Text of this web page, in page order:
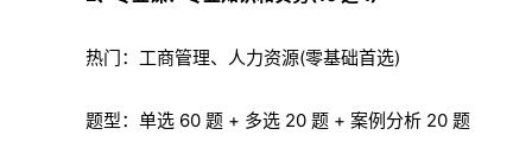
热门：工商管理、人力资源(零基础首选)
题型：单选 60 题 + 多选 20 题 + 案例分析 20 题